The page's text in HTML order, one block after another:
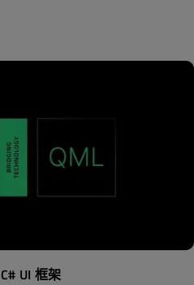
UI 框架